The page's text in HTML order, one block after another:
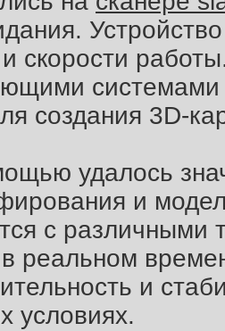
скорости
системами
создания 3D-
удалось
и
с
в реальном
и
условиях.